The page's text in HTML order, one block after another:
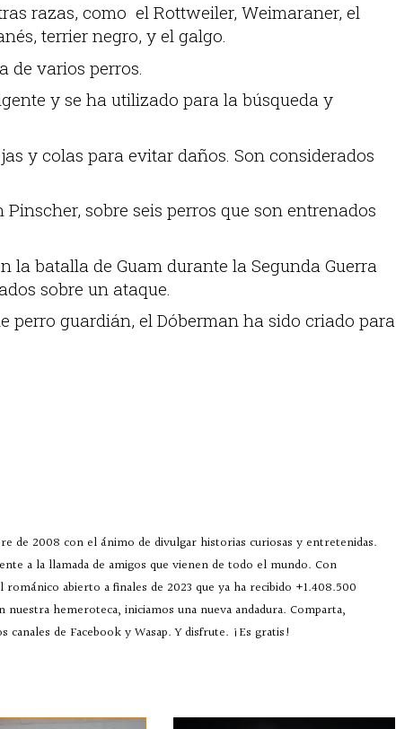
razas, como el Rottweiler, Weimaraner, el
terrier negro, y el galgo.
de varios perros.
y se ha utilizado para la búsqueda y
y colas para evitar daños. Son considerados
sobre seis perros que son entrenados
la batalla de Guam durante la Segunda Guerra
sobre un ataque.
perro guardián, el Dóberman ha sido criado para
de 2008 con el ánimo de divulgar historias curiosas y entretenidas.
a la llamada de amigos que vienen de todo el mundo. Con
románico abierto a finales de 2023 que ya ha recibido +1.408.500
hemeroteca, iniciamos una nueva andadura. Comparta,
de Facebook y Wasap. Y disfrute. ¡Es gratis!